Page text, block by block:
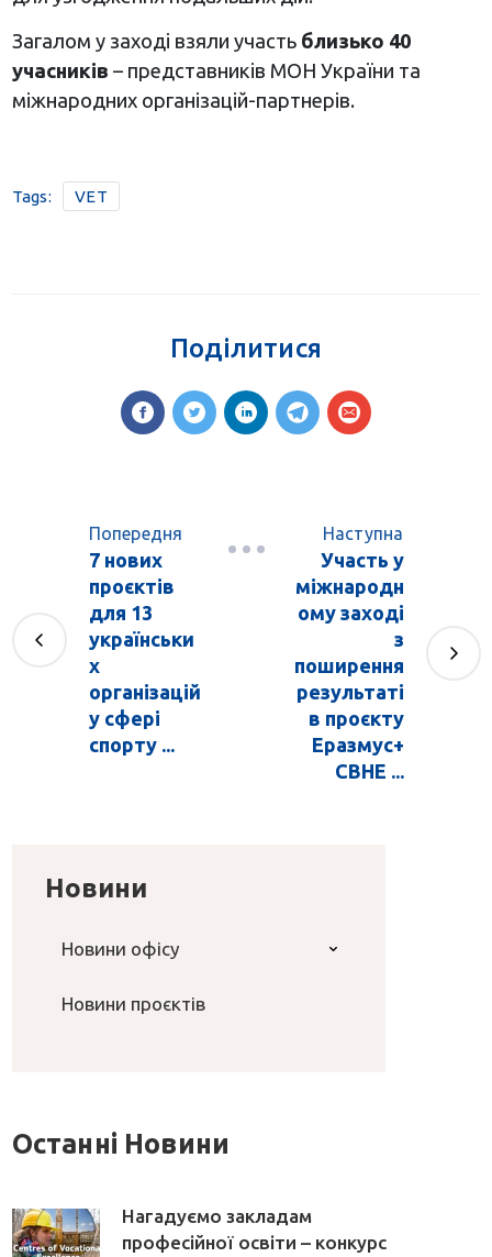
Загалом у заході взяли участь близько 40
учасників – представників МОН України та
міжнародних організацій-партнерів.
Tags: VET
Поділитися
Попередня
7 нових
проєктів
для 13
українськи
х
організацій
у сфері
спорту ...
Наступна
Участь у
міжнародн
ому заході
з
поширення
результаті
в проєкту
Еразмус+
CBHE ...
Новини
Новини офісу
Новини проєктів
Останні Новини
Нагадуємо закладам
професійної освіти – конкурс